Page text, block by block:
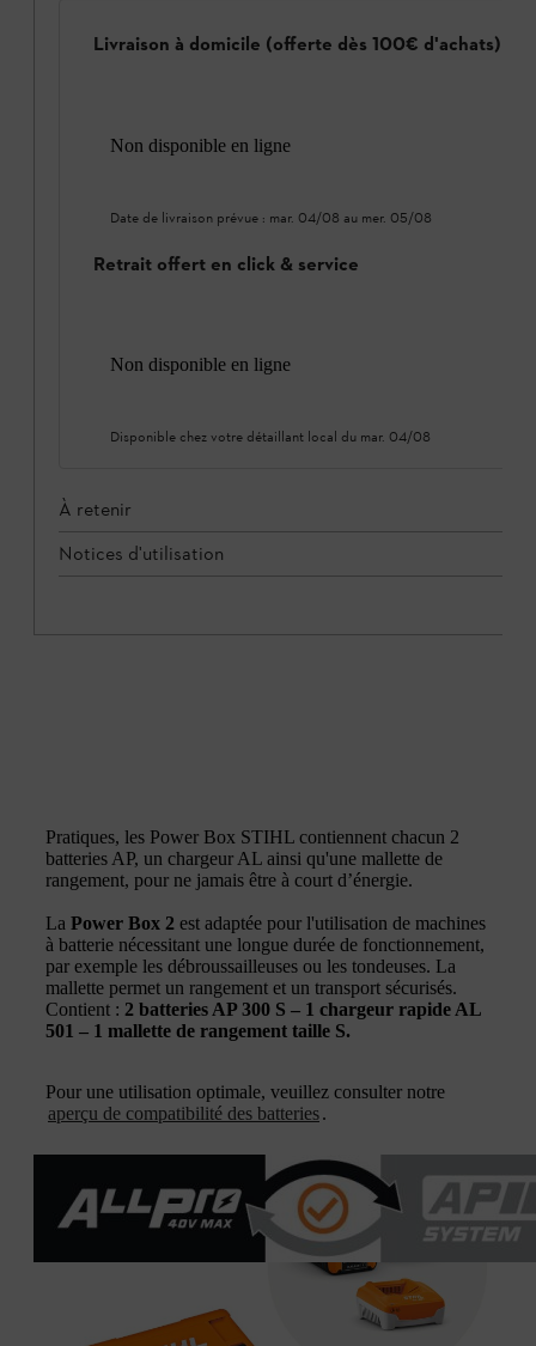
Livraison à domicile (offerte dès 100€ d'achats)
Non disponible en ligne
Date de livraison prévue : mar. 04/08 au mer. 05/08
Retrait offert en click & service
Non disponible en ligne
Disponible chez votre détaillant local du mar. 04/08
À retenir
Notices d'utilisation
Pratiques, les Power Box STIHL contiennent chacun 2
batteries AP, un chargeur AL ainsi qu'une mallette de
rangement, pour ne jamais être à court d’énergie.
La Power Box 2 est adaptée pour l'utilisation de machines
à batterie nécessitant une longue durée de fonctionnement,
par exemple les débroussailleuses ou les tondeuses. La
mallette permet un rangement et un transport sécurisés.
Contient : 2 batteries AP 300 S – 1 chargeur rapide AL
501 – 1 mallette de rangement taille S.
Pour une utilisation optimale, veuillez consulter notre
aperçu de compatibilité des batteries.